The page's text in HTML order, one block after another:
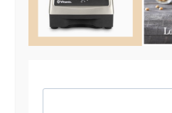
l’accompagnement des femmes
ménopause